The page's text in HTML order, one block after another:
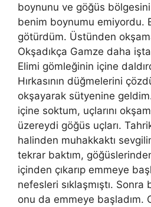
boynunu ve göğüs
benim boynumu emiyordu.
götürdüm. Üstünden
Okşadıkça Gamze daha
Elimi gömleğinin içine
Hırkasının düğmelerini
okşayarak sütyenine
içine soktum, uçlarını
üzereydi göğüs uçları.
halinden muhakkaktı
tekrar baktım,
içinden çıkarıp emmeye
nefesleri sıklaşmıştı. Sonra
onu da emmeye başladım.